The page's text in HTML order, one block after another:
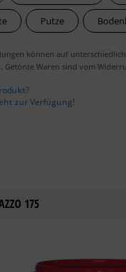
Putze
können auf
Waren sind vom
zur Verfügung!
175